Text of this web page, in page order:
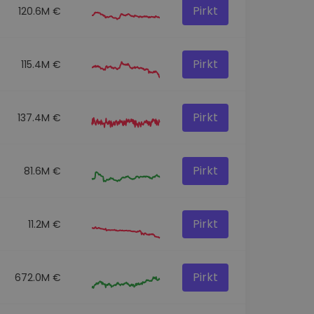
120.6M € Pirkt
115.4M € Pirkt
137.4M € Pirkt
81.6M € Pirkt
11.2M € Pirkt
672.0M € Pirkt